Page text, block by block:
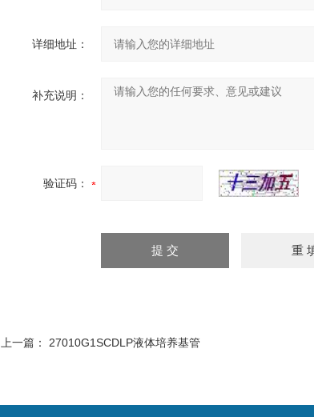
详细地址：
补充说明：
验证码：
上一篇： 27010G1SCDLP液体培养基管